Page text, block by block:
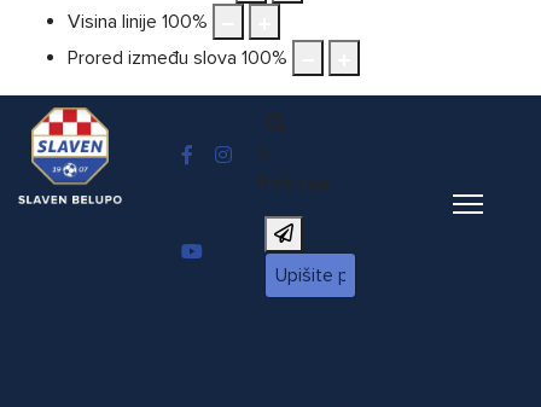
Visina linije 100%
Prored između slova 100%
X
Pretraga